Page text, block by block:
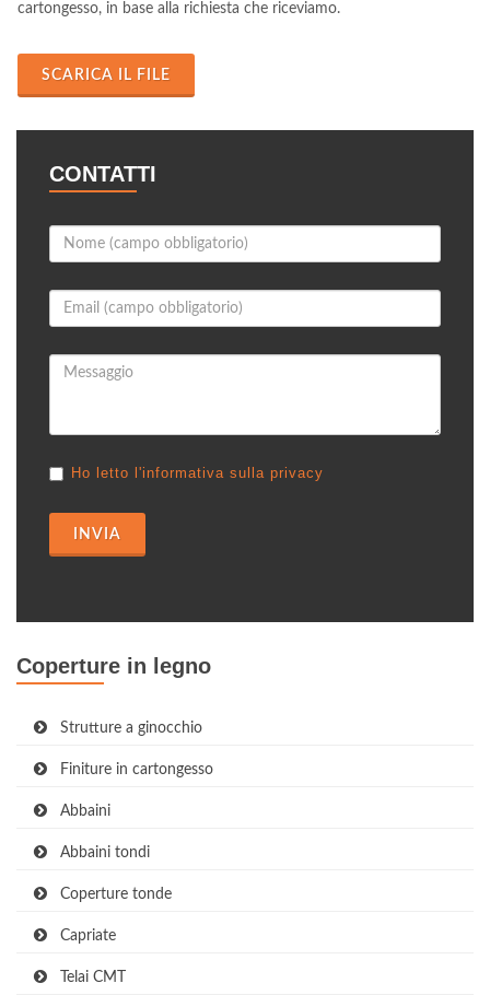
cartongesso, in base alla richiesta che riceviamo.
SCARICA IL FILE
CONTATTI
Ho letto l'informativa sulla privacy
INVIA
Coperture in legno
Strutture a ginocchio
Finiture in cartongesso
Abbaini
Abbaini tondi
Coperture tonde
Capriate
Telai CMT